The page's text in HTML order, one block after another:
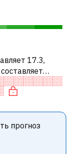
17.3,
компаний
прогноз